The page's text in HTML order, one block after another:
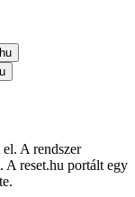
A rendszer
A reset.hu portált egy